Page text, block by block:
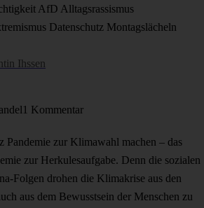
AfD Alltagsrassismus
Datenschutz Montagslächeln
Ihssen
1 Kommentar
Pandemie zur Klimawahl machen – das
zur Herkulesaufgabe. Denn die sozialen
Folgen drohen die Klimakrise aus den
aus dem Bewusstsein der Menschen zu